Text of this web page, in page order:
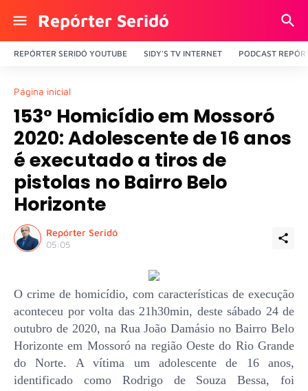
Repórter Seridó
REPÓRTER SERIDÓ YOUTUBE SIDY'S TV INTERNET PODCAST
Página inicial
153° Homicídio em Mossoró
2020: Adolescente de 16 anos
é executado a tiros de
pistolas no Bairro Belo
Horizonte
Repórter Seridó
05:05
O crime de homicídio, com características de execução
aconteceu por volta das 21h30min, deste sábado 24 de
outubro de 2020, na Rua João Damásio no Bairro Belo
Horizonte em Mossoró na região Oeste do Rio Grande
do Norte. A vítima um adolescente de 16 anos,
identificado como Rodrigo de Souza Bessa, foi